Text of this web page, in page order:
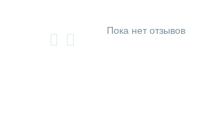
Пока нет отзывов